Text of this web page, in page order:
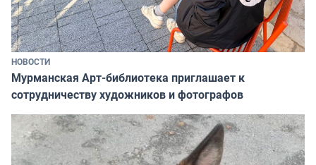
НОВОСТИ
Мурманская Арт-библиотека приглашает к
сотрудничеству художников и фотографов